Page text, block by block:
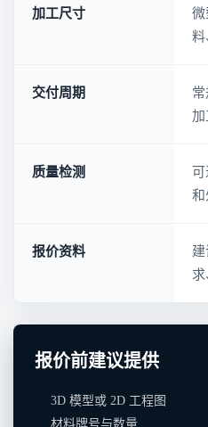
加工尺寸
微
料
交付周期
加
质量检测
和
报价资料
求
报价前建议提供
3D 模型或 2D 工程图
材料牌号与数量